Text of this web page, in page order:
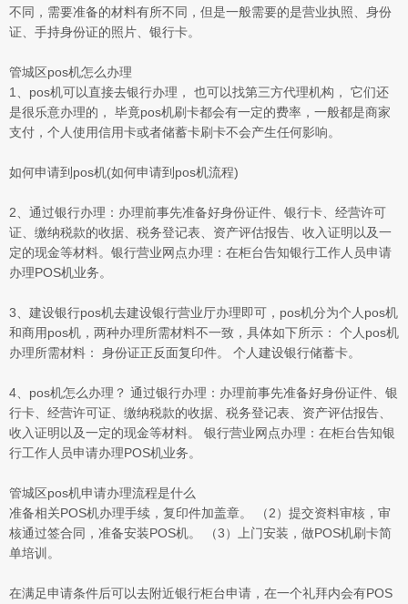
不同，需要准备的材料有所不同，但是一般需要的是营业执照、身份
证、手持身份证的照片、银行卡。
管城区pos机怎么办理
1、pos机可以直接去银行办理， 也可以找第三方代理机构， 它们还
是很乐意办理的， 毕竟pos机刷卡都会有一定的费率，一般都是商家
支付，个人使用信用卡或者储蓄卡刷卡不会产生任何影响。
如何申请到pos机(如何申请到pos机流程)
2、通过银行办理：办理前事先准备好身份证件、银行卡、经营许可
证、缴纳税款的收据、税务登记表、资产评估报告、收入证明以及一
定的现金等材料。银行营业网点办理：在柜台告知银行工作人员申请
办理POS机业务。
3、建设银行pos机去建设银行营业厅办理即可，pos机分为个人pos机
和商用pos机，两种办理所需材料不一致，具体如下所示： 个人pos机
办理所需材料： 身份证正反面复印件。 个人建设银行储蓄卡。
4、pos机怎么办理？ 通过银行办理：办理前事先准备好身份证件、银
行卡、经营许可证、缴纳税款的收据、税务登记表、资产评估报告、
收入证明以及一定的现金等材料。 银行营业网点办理：在柜台告知银
行工作人员申请办理POS机业务。
管城区pos机申请办理流程是什么
准备相关POS机办理手续，复印件加盖章。 （2）提交资料审核，审
核通过签合同，准备安装POS机。 （3）上门安装，做POS机刷卡简
单培训。
在满足申请条件后可以去附近银行柜台申请，在一个礼拜内会有POS